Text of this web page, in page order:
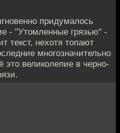
придумалось
- "Утомленные грязью" -
текст, нехотя топают
многозначительно
это великолепие в черно-